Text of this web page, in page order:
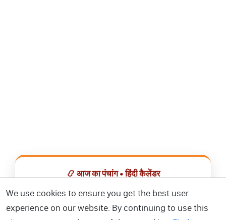
📿 आज का पंचांग • हिंदी कैलेंडर
सभी व्रत, त्योहार, शुभ मुहूर्त और राशिफल एक ही ऐप में देखें।
📅 हिंदी कैलेंडर ऐप डाउनलोड करें
We use cookies to ensure you get the best user
experience on our website. By continuing to use this